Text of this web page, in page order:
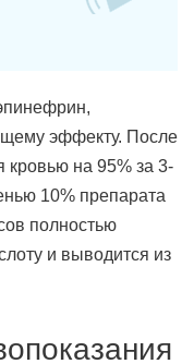
эффекту. После
кровью на 95% за 3-
10% препарата
полностью
и выводится из